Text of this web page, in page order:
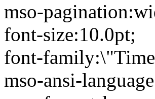
mso-
font-size:10.0pt;
font-
mso-ansi-